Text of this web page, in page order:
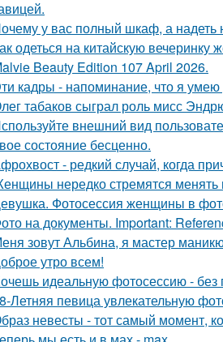
у вас полный шкаф, а надеть
одеться на китайскую вечеринку
Beauty Edition 107 April 2026.
кадры - напоминание, что я
табаков сыграл роль мисс
внешний вид
состояние бесценно.
- редкий случай, когда
нередко стремятся менять
Фотосессия женщины в
на документы. Important:
зовут Альбина, я мастер
утро всем!
идеальную фотосессию - без
Летняя певица увлекательную
невесты - тот самый момент,